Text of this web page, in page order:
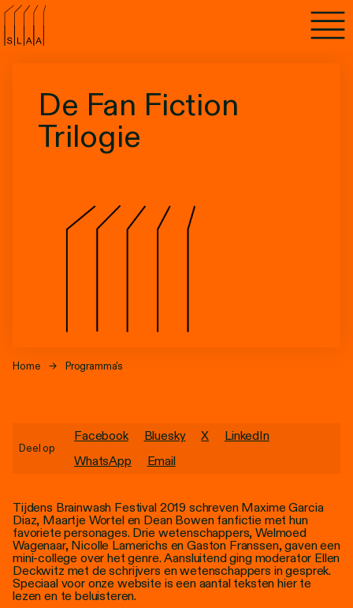
De Fan Fiction
Trilogie
Home → Programma's
Tijdens Brainwash Festival 2019 schreven Maxime Garcia
Diaz, Maartje Wortel en Dean Bowen fanfictie met hun
favoriete personages. Drie wetenschappers, Welmoed
Wagenaar, Nicolle Lamerichs en Gaston Franssen, gaven een
mini-college over het genre. Aansluitend ging moderator Ellen
Deckwitz met de schrijvers en wetenschappers in gesprek.
Speciaal voor onze website is een aantal teksten hier te
lezen en te beluisteren.
Deel op
Facebook Bluesky X
LinkedIn
WhatsApp
Email
Agenda
Lezen
Nieuwsbrief
Locaties
Personen
Stadsdichter